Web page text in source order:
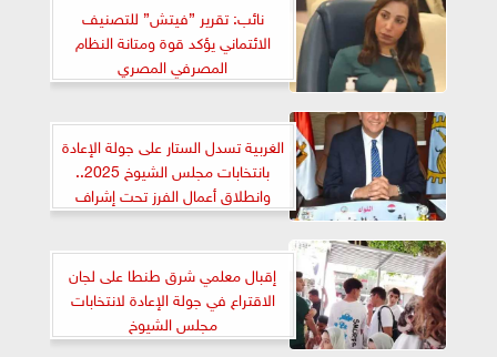
نائب: تقرير ”فيتش” للتصنيف
الائتماني يؤكد قوة ومتانة النظام
المصرفي المصري
الغربية تسدل الستار على جولة الإعادة
بانتخابات مجلس الشيوخ 2025..
وانطلاق أعمال الفرز تحت إشراف
قضائي كامل
إقبال معلمي شرق طنطا على لجان
الاقتراع في جولة الإعادة لانتخابات
مجلس الشيوخ